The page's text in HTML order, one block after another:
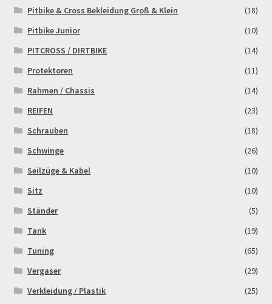
Pitbike & Cross Bekleidung Groß & Klein
(18)
Pitbike Junior
(10)
PITCROSS / DIRTBIKE
(14)
Protektoren
(11)
Rahmen / Chassis
(14)
REIFEN
(23)
Schrauben
(18)
Schwinge
(26)
Seilzüge & Kabel
(10)
Sitz
(10)
Ständer
(5)
Tank
(19)
Tuning
(65)
Vergaser
(29)
Verkleidung / Plastik
(25)